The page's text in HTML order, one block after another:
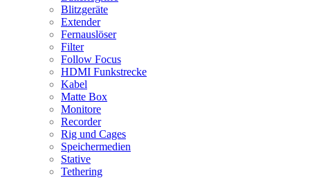
Blitzgeräte
Extender
Fernauslöser
Filter
Follow Focus
HDMI Funkstrecke
Kabel
Matte Box
Monitore
Recorder
Rig und Cages
Speichermedien
Stative
Tethering